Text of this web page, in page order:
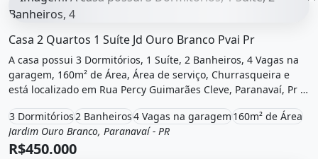
Casa 2 Quartos 1 Suíte Jd Ouro Branco Pvai Pr
A casa possui 3 Dormitórios, 1 Suíte, 2 Banheiros, 4 Vagas na
garagem, 160m² de Área, Área de serviço, Churrasqueira e
está localizado em Rua Percy Guimarães Cleve, Paranavaí, Pr à
3 Dormitórios2 Banheiros4 Vagas na garagem 160m² de Área
Venda
Casa
Jardim Ouro Branco, Paranavaí - PR
R$450.000